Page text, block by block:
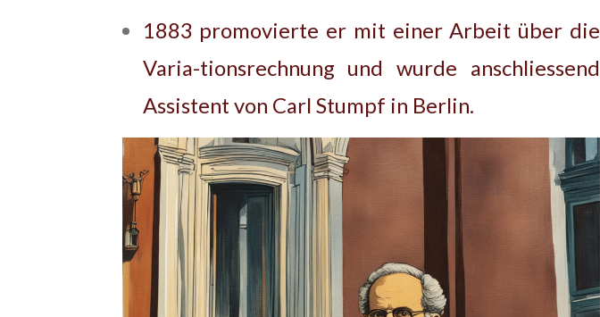
1883 promovierte er mit einer Arbeit über die
Varia-tionsrechnung und wurde anschliessend
Assistent von Carl Stumpf in Berlin.